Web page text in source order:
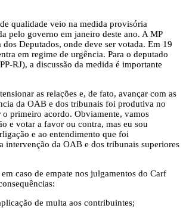
qualidade veio na medida provisória
pelo governo em janeiro deste ano. A MP
dos Deputados, onde deve ser votada. Em 19
em regime de urgência. Para o deputado
RJ), a discussão da medida é importante
as relações e, de fato, avançar com as
da OAB e dos tribunais foi produtiva no
primeiro acordo. Obviamente, vamos
e votar a favor ou contra, mas eu sou
e ao entendimento que foi
intervenção da OAB e dos tribunais superiores
caso de empate nos julgamentos do Carf
de multa aos contribuintes;